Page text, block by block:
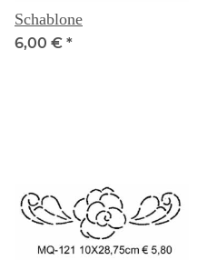
Schablone
6,00 € *